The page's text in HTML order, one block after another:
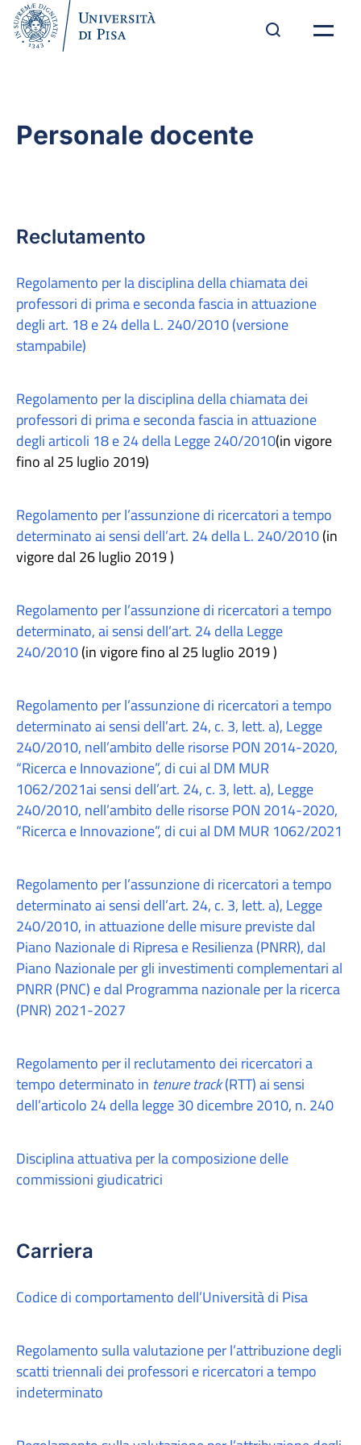
Personale docente
Reclutamento
Regolamento per la disciplina della chiamata dei
professori di prima e seconda fascia in attuazione
degli art. 18 e 24 della L. 240/2010(versione
stampabile)
Regolamento per la disciplina della chiamata dei
professori di prima e seconda fascia in attuazione
degli articoli 18 e 24 della Legge 240/2010(in vigore
fino al 25 luglio 2019)
Regolamento per l’assunzione di ricercatori a tempo
determinato ai sensi dell’art. 24 della L. 240/2010(in
vigore dal 26 luglio 2019 )
Regolamento per l’assunzione di ricercatori a tempo
determinato, ai sensi dell’art. 24 della Legge
240/2010(in vigore fino al 25 luglio 2019 )
Regolamento per l’assunzione di ricercatori a tempo
determinato ai sensi dell’art. 24, c. 3, lett. a), Legge
240/2010, nell’ambito delle risorse PON 2014-2020,
“Ricerca e Innovazione”, di cui al DM MUR
1062/2021ai sensi dell’art. 24, c. 3, lett. a), Legge
240/2010, nell’ambito delle risorse PON 2014-2020,
“Ricerca e Innovazione”, di cui al DM MUR 1062/2021
Regolamento per l’assunzione di ricercatori a tempo
determinato ai sensi dell’art. 24, c. 3, lett. a), Legge
240/2010, in attuazione delle misure previste dal
Piano Nazionale di Ripresa e Resilienza (PNRR), dal
Piano Nazionale per gli investimenti complementari al
PNRR (PNC) e dal Programma nazionale per la ricerca
(PNR) 2021-2027
Regolamento per il reclutamento dei ricercatori a
tempo determinato in tenure track(RTT) ai sensi
dell’articolo 24 della legge 30 dicembre 2010, n. 240
Disciplina attuativa per la composizione delle
commissioni giudicatrici
Carriera
Codice di comportamento dell’Università di Pisa
Regolamento sulla valutazione per l’attribuzione degli
scatti triennali dei professori e ricercatori a tempo
indeterminato